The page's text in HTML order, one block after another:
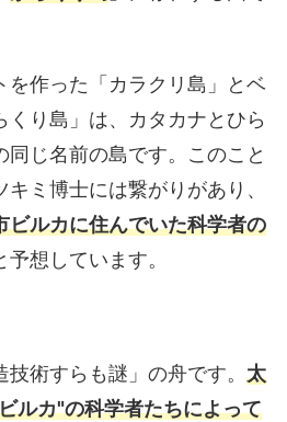
を作った「カラクリ島」とベ
くり島」は、カタカナとひら
同じ名前の島です。このこと
ミ博士には繋がりがあり、
ビルカに住んでいた科学者の
想しています。
術すらも謎」の舟です。 太
ルカ"の科学者たちによって